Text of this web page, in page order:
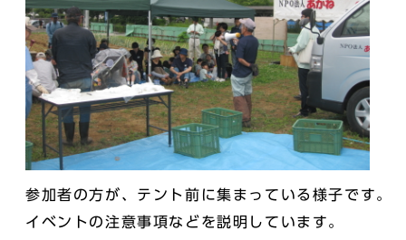
参加者の方が、テント前に集まっている様子です。
イベントの注意事項などを説明しています。